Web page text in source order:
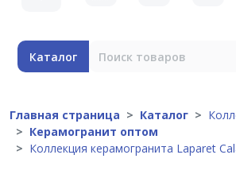
Каталог
Главная страница Каталог
Керамогранит оптом
Коллекция керамогранита Laparet